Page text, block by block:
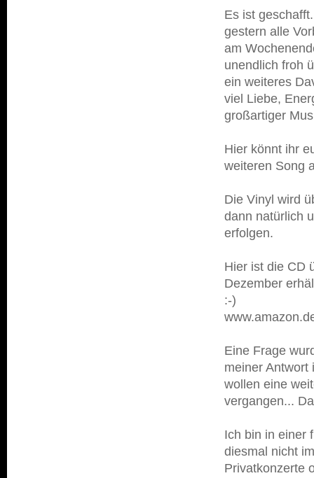
Es ist
gestern alle
am
unendlich froh
ein weiteres
viel Liebe,
großartiger
Hier könnt ihr
weiteren Song
Die Vinyl wird
dann natürlich
erfolgen.
Hier ist die CD
Dezember
:-)
Eine Frage
meiner Antwort
wollen eine
vergangen...
Ich bin in einer
diesmal nicht
Privatkonzerte